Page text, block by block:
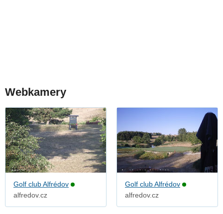
Webkamery
Golf club Alfrédov
alfredov.cz
Golf club Alfrédov
alfredov.cz